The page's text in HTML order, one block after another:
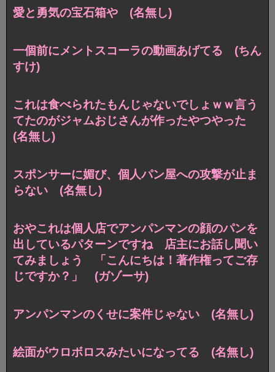
愛と勇気の宝石箱や (名無し)
一個前にメントスコーラの動画あげてる (ちん
すけ)
これは食べられたもんじゃないでしょｗｗ言う
てたのがジャムおじさんが作ったやつやった
(名無し)
スポンサーに媚び、個人パン屋への攻撃が止ま
らない (名無し)
おやこれは個人店でアンパンマンの顔のパンを
出しているパターンですね 店主にお話し聞い
てみましょう 「こんにちは！著作権ってご存
じですか？」 (ガゾーサ)
アンパンマンのくせに案件じゃない (名無し)
絵面がウロボロスみたいになってる (名無し)